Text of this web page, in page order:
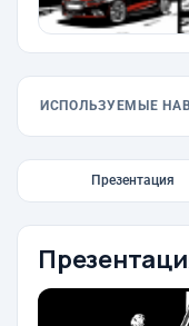
ИСПОЛЬЗУЕМЫЕ
Презентация